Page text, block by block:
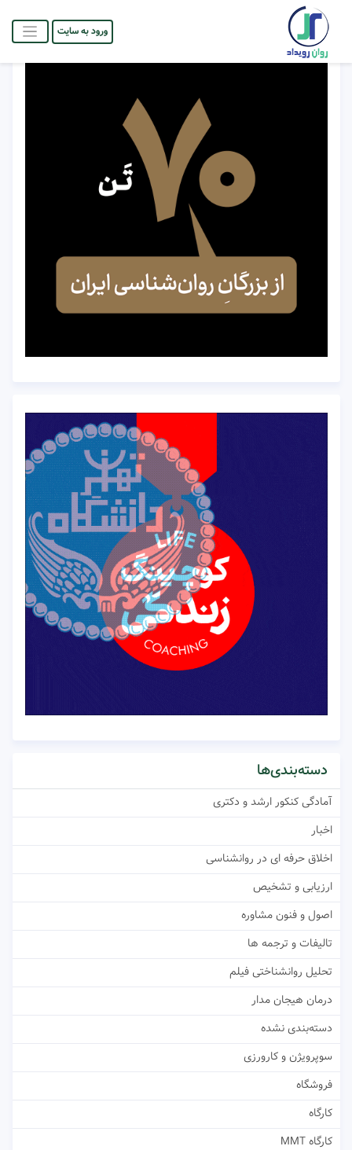
ورود به سایت
دسته‌بندی‌ها
آمادگی کنکور ارشد و دکتری
اخبار
اخلاق حرفه ای در روانشناسی
ارزیابی و تشخیص
اصول و فنون مشاوره
تالیفات و ترجمه ها
تحلیل روانشناختی فیلم
درمان هیجان مدار
دسته‌بندی نشده
سوپرویژن و کارورزی
فروشگاه
کارگاه
کارگاه MMT